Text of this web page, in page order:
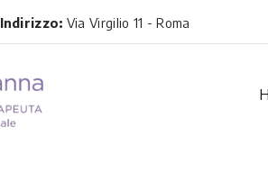
Indirizzo: Via Virgilio 11 - Roma